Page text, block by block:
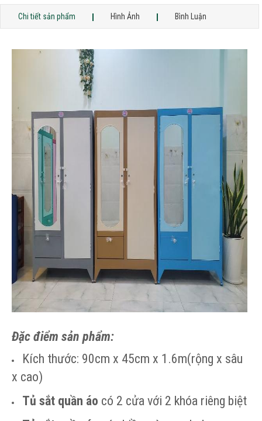
Chi tiết sản phẩm Hình Ảnh Bình Luận
Đặc điểm sản phẩm:
Kích thước: 90cm x 45cm x 1.6m(rộng x sâu
x cao)
Tủ sắt quần áo có 2 cửa với 2 khóa riêng biệt